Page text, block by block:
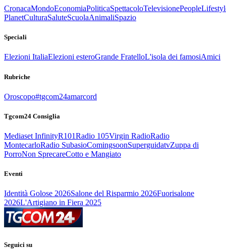
CronacaMondoEconomiaPoliticaSpettacoloTelevisionePeople
PlanetCulturaSaluteScuolaAnimaliSpazio
Speciali
Elezioni ItaliaElezioni esteroGrande FratelloL'isola dei famosiAmici
Rubriche
Oroscopo#tgcom24amarcord
Tgcom24 Consiglia
Mediaset InfinityR101Radio 105Virgin RadioRadio
MontecarloRadio SubasioComingsoonSuperguidatvZuppa di
PorroNon SprecareCotto e Mangiato
Eventi
Identità Golose 2026Salone del Risparmio 2026Fuorisalone
2026L'Artigiano in Fiera 2025
Seguici su